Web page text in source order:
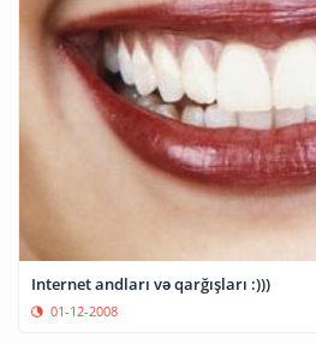
Internet andları və qarğışları :)))
01-12-2008